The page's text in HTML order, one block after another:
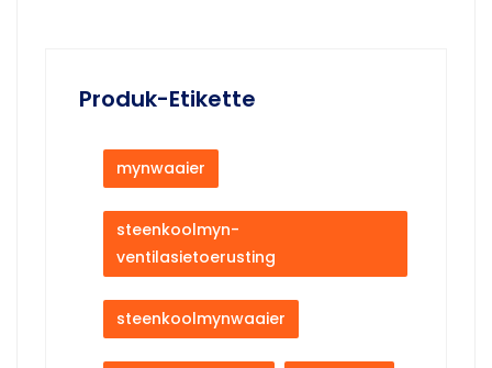
Produk-Etikette
mynwaaier
steenkoolmyn-
ventilasietoerusting
steenkoolmynwaaier